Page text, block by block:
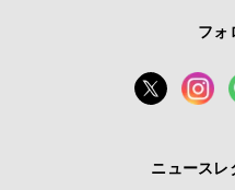
フォ
ニュースレ